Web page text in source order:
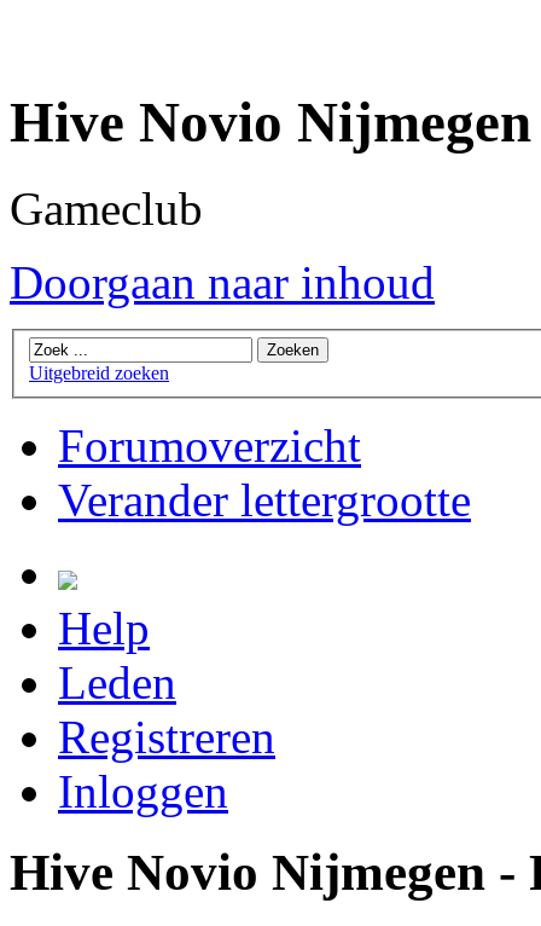
Hive Novio Nijmegen
Gameclub
Doorgaan naar inhoud
Uitgebreid zoeken
Forumoverzicht
Verander lettergrootte
Help
Leden
Registreren
Inloggen
Hive Novio Nijmegen -